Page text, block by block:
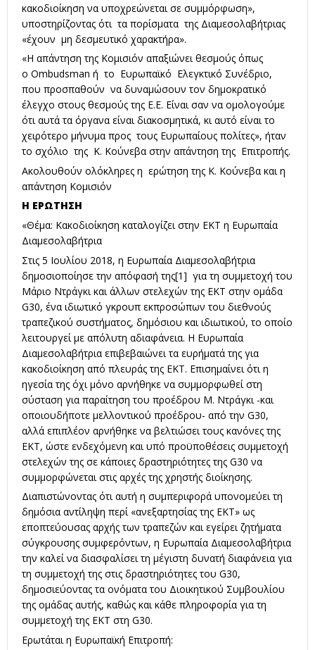
κακοδιοίκηση να υποχρεώνεται σε συμμόρφωση»,
υποστηρίζοντας ότι τα πορίσματα της Διαμεσολαβήτριας
«έχουν μη δεσμευτικό χαρακτήρα».
«Η απάντηση της Κομισιόν απαξιώνει θεσμούς όπως
ο Ombudsman ή το Ευρωπαϊκό Ελεγκτικό Συνέδριο,
που προσπαθούν να δυναμώσουν τον δημοκρατικό
έλεγχο στους θεσμούς της Ε.Ε. Είναι σαν να ομολογούμε
ότι αυτά τα όργανα είναι διακοσμητικά, κι αυτό είναι το
χειρότερο μήνυμα προς τους Ευρωπαίους πολίτες», ήταν
το σχόλιο της Κ. Κούνεβα στην απάντηση της Επιτροπής.
Ακολουθούν ολόκληρες η ερώτηση της Κ. Κούνεβα και η
απάντηση Κομισιόν
Η ΕΡΩΤΗΣΗ
«Θέμα: Κακοδιοίκηση καταλογίζει στην ΕΚΤ η Ευρωπαία
Διαμεσολαβήτρια
Στις 5 Ιουλίου 2018, η Ευρωπαία Διαμεσολαβήτρια
δημοσιοποίησε την απόφασή της[1] για τη συμμετοχή του
Μάριο Ντράγκι και άλλων στελεχών της ΕΚΤ στην ομάδα
G30, ένα ιδιωτικό γκρουπ εκπροσώπων του διεθνούς
τραπεζικού συστήματος, δημόσιου και ιδιωτικού, το οποίο
λειτουργεί με απόλυτη αδιαφάνεια. Η Ευρωπαία
Διαμεσολαβήτρια επιβεβαιώνει τα ευρήματά της για
κακοδιοίκηση από πλευράς της ΕΚΤ. Επισημαίνει ότι η
ηγεσία της όχι μόνο αρνήθηκε να συμμορφωθεί στη
σύσταση για παραίτηση του προέδρου Μ. Ντράγκι -και
οποιουδήποτε μελλοντικού προέδρου- από την G30,
αλλά επιπλέον αρνήθηκε να βελτιώσει τους κανόνες της
ΕΚΤ, ώστε ενδεχόμενη και υπό προϋποθέσεις συμμετοχή
στελεχών της σε κάποιες δραστηριότητες της G30 να
συμμορφώνεται στις αρχές της χρηστής διοίκησης.
Διαπιστώνοντας ότι αυτή η συμπεριφορά υπονομεύει τη
δημόσια αντίληψη περί «ανεξαρτησίας της ΕΚΤ» ως
εποπτεύουσας αρχής των τραπεζών και εγείρει ζητήματα
σύγκρουσης συμφερόντων, η Ευρωπαία Διαμεσολαβήτρια
την καλεί να διασφαλίσει τη μέγιστη δυνατή διαφάνεια για
τη συμμετοχή της στις δραστηριότητες του G30,
δημοσιεύοντας τα ονόματα του Διοικητικού Συμβουλίου
της ομάδας αυτής, καθώς και κάθε πληροφορία για τη
συμμετοχή της ΕΚΤ στη G30.
Ερωτάται η Ευρωπαϊκή Επιτροπή: